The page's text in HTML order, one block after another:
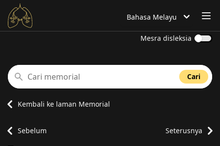
Bahasa ditetapkan kepada
Bahasa Melayu
Mesra disleksia
Cari memorial
Cari
Kembali ke laman Memorial
Sebelum Seterusnya